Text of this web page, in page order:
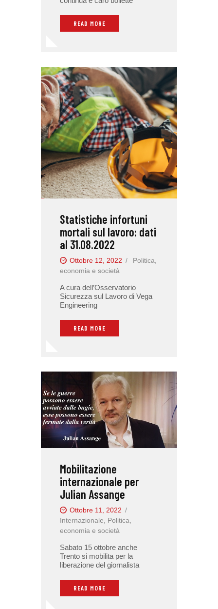
READ MORE
Statistiche infortuni
mortali sul lavoro: dati
al 31.08.2022
Ottobre 12, 2022
Politica,
economia e società
A cura dell’Osservatorio
Sicurezza sul Lavoro di Vega
Engineering
READ MORE
Mobilitazione
internazionale per
Julian Assange
Ottobre 11, 2022
Internazionale
Politica,
economia e società
Sabato 15 ottobre anche
Trento si mobilita per la
liberazione del giornalista
READ MORE